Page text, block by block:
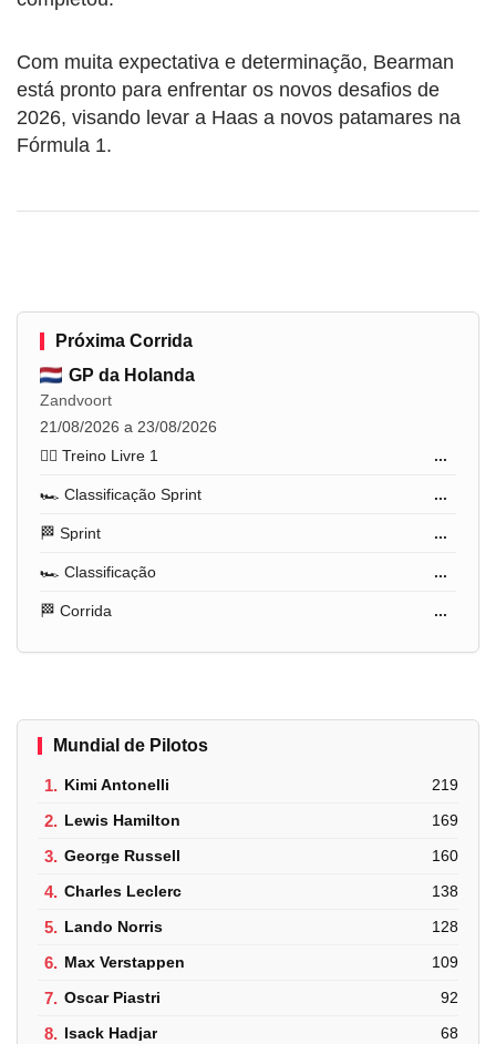
Com muita expectativa e determinação, Bearman
está pronto para enfrentar os novos desafios de
2026, visando levar a Haas a novos patamares na
Fórmula 1.
Próxima Corrida
GP da Holanda
Zandvoort
21/08/2026 a 23/08/2026
🏋️‍♂️ Treino Livre 1
...
🏎️ Classificação Sprint ...
🏁 Sprint ...
🏎️ Classificação ...
🏁 Corrida ...
Mundial de Pilotos
1. Kimi Antonelli 219
2. Lewis Hamilton 169
3. George Russell 160
4. Charles Leclerc 138
5. Lando Norris 128
6. Max Verstappen 109
7. Oscar Piastri 92
8. Isack Hadjar 68